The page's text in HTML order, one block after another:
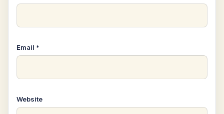
Email *
Website